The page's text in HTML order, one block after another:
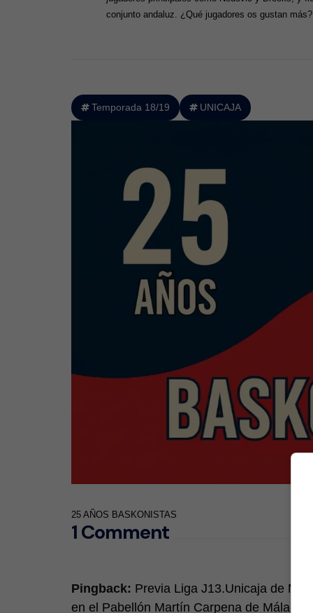
conjunto andaluz. ¿Qué jugadores os gustan más?
Temporada 18/19 UNICAJA
25 AÑOS BASKONISTAS
1 Comment
Pingback: Previa Liga J13.Unicaja de
en el Pabellón Martín Carpena de Málaga